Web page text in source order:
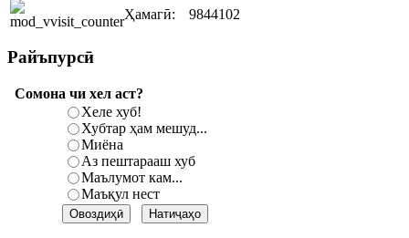
Ҳамагӣ: 9844102
Райъпурсӣ
Сомона чи хел аст?
Хеле хуб!
Хубтар ҳам мешуд...
Миёна
Аз пештарааш хуб
Маълумот кам...
Маъқул нест